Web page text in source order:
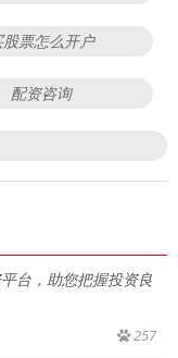
股票怎么开户
配资咨询
台，助您把握投资良
257